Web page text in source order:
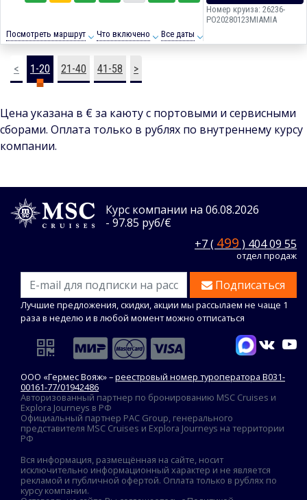
Посмотреть маршрут Что включено Все даты
Номер круиза: 26236-
PO20280123MIAMIA
< 1-20 21-40 41-58 >
Цена указана в € за каюту с портовыми и сервисными
сборами. Оплата только в рублях по внутреннему курсу
компании.
Курс компании на 06.08.2026
- 97.85 руб/€
+7 ( 499 ) 404 09 55
отдел продаж
Подписаться
Лучшие предложения, скидки, акции мы рассылаем не чаще 1
раза в неделю и в любой момент можно отписаться
ООО «Гермес Вояж» –реестровый номер туроператора В031-
00161-77/01942486
Авторизованный партнер по бронированию MSC Cruises и
Explora Journeys в РФ
Официальный партнер PAC Group, генерального
представителя MSC Cruises и Explora Journeys на территории
РФ
Вся информация, размещённая на сайте, носит
исключительно информационный характер и не является
рекламой и публичной офертой. Оплата только в рублях по
курсу компании.